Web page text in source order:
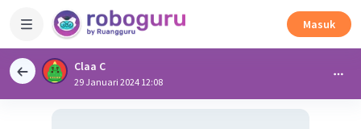
Masuk
Claa C
29 Januari 2024 12:08